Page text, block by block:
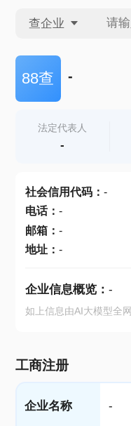
查企业
查企业
查产地
88查 -
法定代表人
-
社会信用代码： -
电话： -
邮箱： -
地址： -
企业信息概览： -
如上信息由AI大模型全
工商注册
企业名称 -